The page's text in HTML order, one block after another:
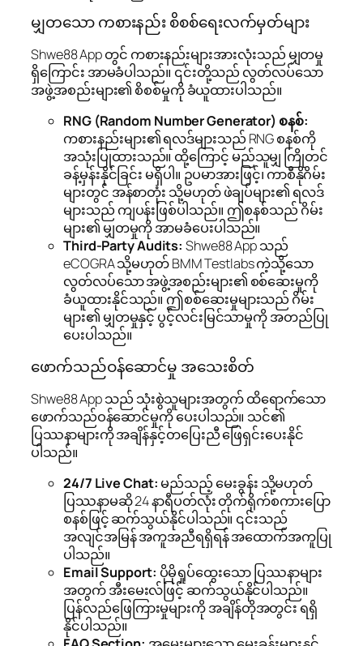
မျှတသော ကစားနည်း စိစစ်ရေးလက်မှတ်များ
Shwe88 App တွင် ကစားနည်းများအားလုံးသည် မျှတမှု
ရှိကြောင်း အာမခံပါသည်။ ၎င်းတို့သည် လွတ်လပ်သော
အဖွဲ့အစည်းများ၏ စိစစ်မှုကို ခံယူထားပါသည်။
RNG (Random Number Generator) စနစ်:
ကစားနည်းများ၏ ရလဒ်များသည် RNG စနစ်ကို
အသုံးပြုထားသည်။ ထို့ကြောင့် မည်သူမျှ ကြိုတင်
ခန့်မှန်းနိုင်ခြင်း မရှိပါ။ ဥပမာအားဖြင့်၊ ကာစီနိုဂိမ်း
များတွင် အန်စာတုံး သို့မဟုတ် ဖဲချပ်များ၏ ရလဒ်
များသည် ကျပန်းဖြစ်ပါသည်။ ဤစနစ်သည် ဂိမ်း
များ၏ မျှတမှုကို အာမခံပေးပါသည်။
Third-Party Audits: Shwe88 App သည်
eCOGRA သို့မဟုတ် BMM Testlabs ကဲ့သို့သော
လွတ်လပ်သော အဖွဲ့အစည်းများ၏ စစ်ဆေးမှုကို
ခံယူထားနိုင်သည်။ ဤစစ်ဆေးမှုများသည် ဂိမ်း
များ၏ မျှတမှုနှင့် ပွင့်လင်းမြင်သာမှုကို အတည်ပြု
ပေးပါသည်။
ဖောက်သည်ဝန်ဆောင်မှု အသေးစိတ်
Shwe88 App သည် သုံးစွဲသူများအတွက် ထိရောက်သော
ဖောက်သည်ဝန်ဆောင်မှုကို ပေးပါသည်။ သင်၏
ပြဿနာများကို အချိန်နှင့်တပြေးညီ ဖြေရှင်းပေးနိုင်
ပါသည်။
24/7 Live Chat: မည်သည့် မေးခွန်း သို့မဟုတ်
ပြဿနာမဆို 24 နာရီပတ်လုံး တိုက်ရိုက်စကားပြော
စနစ်ဖြင့် ဆက်သွယ်နိုင်ပါသည်။ ၎င်းသည်
အလျင်အမြန် အကူအညီရရှိရန် အထောက်အကူပြု
ပါသည်။
Email Support: ပိုမိုရှုပ်ထွေးသော ပြဿနာများ
အတွက် အီးမေးလ်ဖြင့် ဆက်သွယ်နိုင်ပါသည်။
ပြန်လည်ဖြေကြားမှုများကို အချိန်တိုအတွင်း ရရှိ
နိုင်ပါသည်။